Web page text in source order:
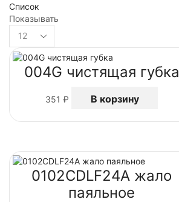
Список
Показывать
004G чистящая губка
351 ₽ В корзину
0102CDLF24A жало
паяльное